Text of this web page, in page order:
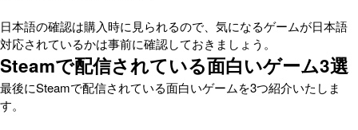
日本語の確認は購入時に見られるので、気になるゲームが日本語
対応されているかは事前に確認しておきましょう。
Steamで配信されている面白いゲーム3選
最後にSteamで配信されている面白いゲームを3つ紹介いたしま
す。